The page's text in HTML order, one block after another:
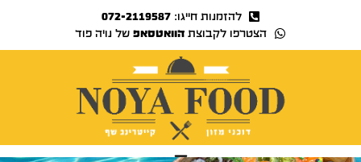
להזמנות חייגו:072-2119587
הצטרפו לקבוצתהוואטסאפ של נויה פוד